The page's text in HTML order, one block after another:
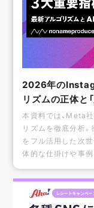
2026年の
リズムの正体と
本資料では、Meta
リズムを徹底分析
をフル活用した次
体的な仕掛けや事